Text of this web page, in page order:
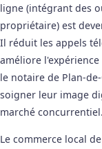
ligne (intégrant des
propriétaire) est
Il réduit les appels
améliore
le notaire de Plan-
soigner leur image
marché concurrentiel.
Le commerce local